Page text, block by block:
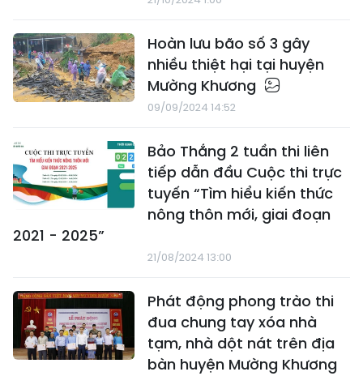
Hoàn lưu bão số 3 gây
nhiều thiệt hại tại huyện
Mường Khương
09/09/2024 14:52
Bảo Thắng 2 tuần thi liên
tiếp dẫn đầu Cuộc thi trực
tuyến “Tìm hiểu kiến thức
nông thôn mới, giai đoạn
2021 - 2025”
21/08/2024 13:00
Phát động phong trào thi
đua chung tay xóa nhà
tạm, nhà dột nát trên địa
bàn huyện Mường Khương